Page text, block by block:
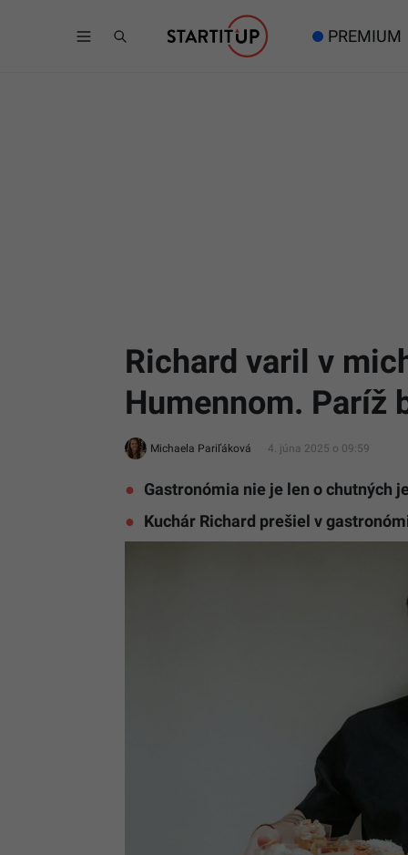
PREMIUM
Richard varil v
Humennom. Paríž
Michaela Pariľáková 4. júna 2025 o 09:59
Gastronómia nie je len o chutných
Kuchár Richard prešiel v